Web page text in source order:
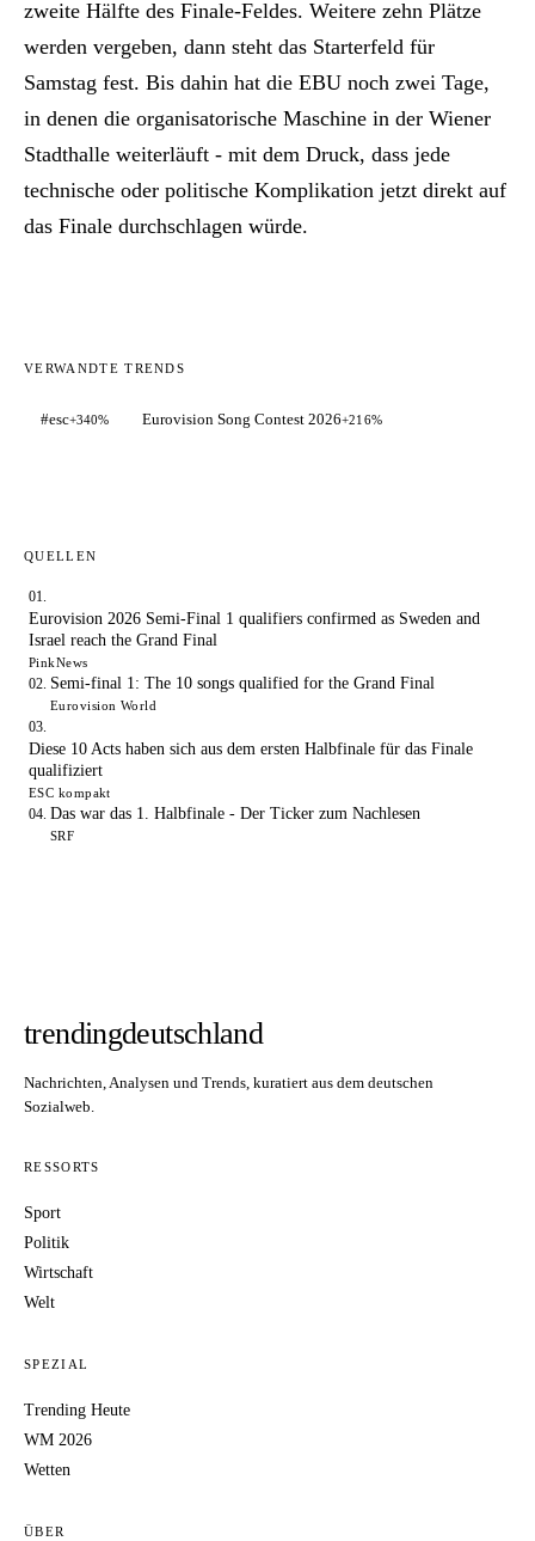
zweite Hälfte des Finale-Feldes. Weitere zehn Plätze
werden vergeben, dann steht das Starterfeld für
Samstag fest. Bis dahin hat die EBU noch zwei Tage,
in denen die organisatorische Maschine in der Wiener
Stadthalle weiterläuft - mit dem Druck, dass jede
technische oder politische Komplikation jetzt direkt auf
das Finale durchschlagen würde.
VERWANDTE TRENDS
#esc+340% Eurovision Song Contest 2026+216%
QUELLEN
Eurovision 2026 Semi-Final 1 qualifiers confirmed as Sweden and
Israel reach the Grand Final
PinkNews
Semi-final 1: The 10 songs qualified for the Grand Final
Eurovision World
Diese 10 Acts haben sich aus dem ersten Halbfinale für das Finale
qualifiziert
ESC kompakt
Das war das 1. Halbfinale - Der Ticker zum Nachlesen
SRF
trendingdeutschland
Nachrichten, Analysen und Trends, kuratiert aus dem deutschen
Sozialweb.
RESSORTS
Sport
Politik
Wirtschaft
Welt
SPEZIAL
Trending Heute
WM 2026
Wetten
ÜBER